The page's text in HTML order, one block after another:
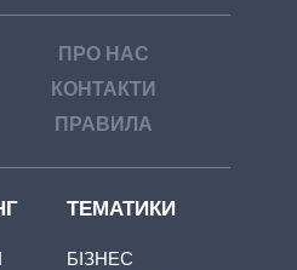
ПРО НАС
КОНТАКТИ
ПРАВИЛА
ТЕМАТИКИ
БІЗНЕС